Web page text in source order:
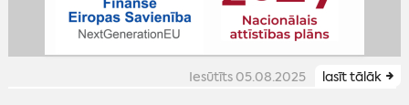
Iesūtīts 05.08.2025 lasīt tālāk